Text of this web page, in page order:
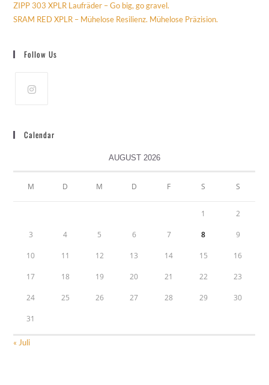
ZIPP 303 XPLR Laufräder – Go big, go gravel.
SRAM RED XPLR – Mühelose Resilienz. Mühelose Präzision.
Follow Us
Calendar
AUGUST 2026
M D M D F S S
1 2
3 4 5 6 7 8 9
10 11 12 13 14 15 16
17 18 19 20 21 22 23
24 25 26 27 28 29 30
31
« Juli